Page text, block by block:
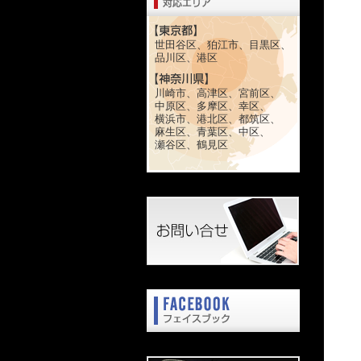
世田谷区、狛江市、目黒区、
品川区、港区
川崎市、高津区、宮前区、
中原区、多摩区、幸区、
横浜市、港北区、都筑区、
麻生区、青葉区、中区、
瀬谷区、鶴見区